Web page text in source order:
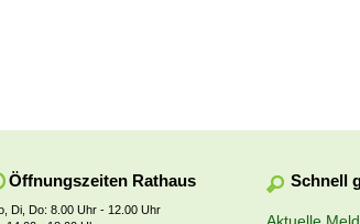
Öffnungszeiten Rathaus
Di, Do: 8.00 Uhr - 12.00 Uhr
Schnell